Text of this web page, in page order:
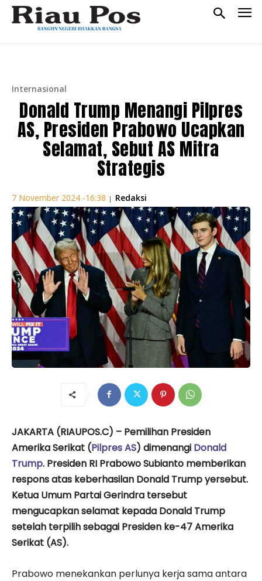
Internasional
Donald Trump Menangi Pilpres
AS, Presiden Prabowo Ucapkan
Selamat, Sebut AS Mitra
Strategis
7 November 2024 -16:38 | Redaksi
JAKARTA (RIAUPOS.C) – Pemilihan Presiden
Amerika Serikat (Pilpres AS) dimenangi Donald
Trump. Presiden RI Prabowo Subianto memberikan
respons atas keberhasilan Donald Trump yersebut.
Ketua Umum Partai Gerindra tersebut
mengucapkan selamat kepada Donald Trump
setelah terpilih sebagai Presiden ke-47 Amerika
Serikat (AS).
Prabowo menekankan perlunya kerja sama antara